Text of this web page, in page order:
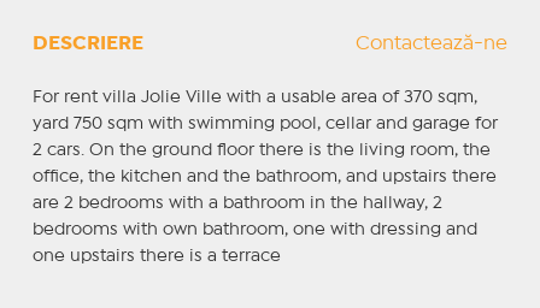
DESCRIERE Contactează-ne
For rent villa Jolie Ville with a usable area of 370 sqm,
yard 750 sqm with swimming pool, cellar and garage for
2 cars. On the ground floor there is the living room, the
office, the kitchen and the bathroom, and upstairs there
are 2 bedrooms with a bathroom in the hallway, 2
bedrooms with own bathroom, one with dressing and
one upstairs there is a terrace